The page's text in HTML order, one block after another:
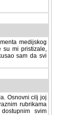
medijskog
su mi pristizale,
sam da svi
Osnovni cilj joj
rubrikama
svim